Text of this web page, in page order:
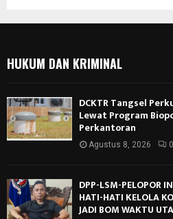
HUKUM DAN KRIMINAL
DCKTR Tangsel
Lewat Program
Perkantoran
Agustus 8, 2026 0
DPP-LSM-PELOPOR
HATI-HATI KELOLA
JADI BOM WAKTU